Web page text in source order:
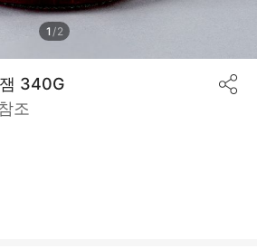
1/2
340G
조
공